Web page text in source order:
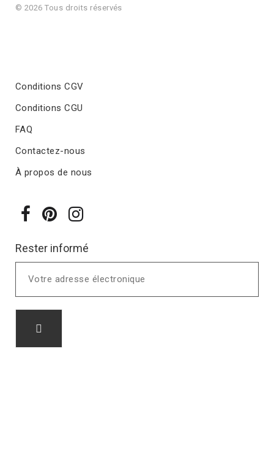
© 2026 Tous droits réservés
Conditions CGV
Conditions CGU
FAQ
Contactez-nous
À propos de nous
Rester informé